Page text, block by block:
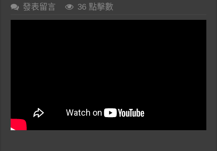
發表留言
36 點擊數